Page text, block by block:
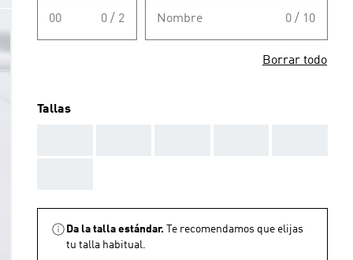
00 0 / 2 Nombre 0 / 10
Borrar todo
Tallas
Da la talla estándar.
Te recomendamos que elijas
tu talla habitual.